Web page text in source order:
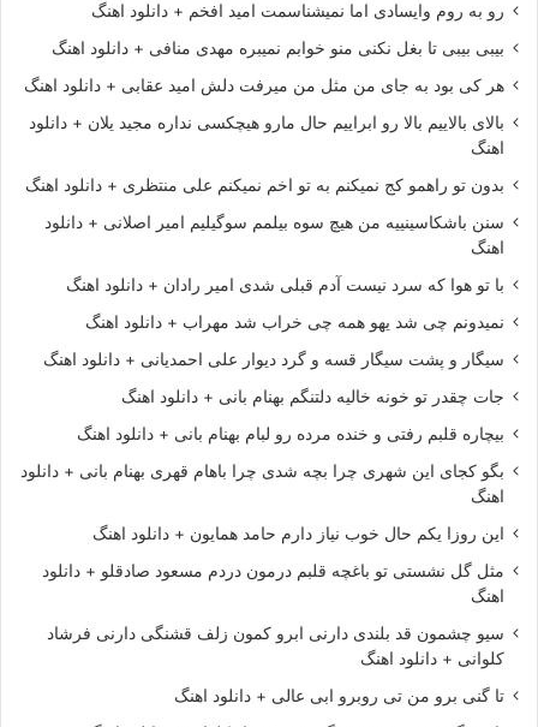
رو به روم وایسادی اما نمیشناسمت امید افخم + دانلود اهنگ
بیبی بیبی تا بغل نکنی منو خوابم نمیبره مهدی منافی + دانلود اهنگ
هر کی بود به جای من مثل من میرفت دلش امید عقابی + دانلود اهنگ
بالای بالاییم بالا رو ابراییم حال مارو هیچکسی نداره مجید یلان + دانلود
اهنگ
بدون تو راهمو کج نمیکنم به تو اخم نمیکنم علی منتظری + دانلود اهنگ
سنن باشکاسینییه من هیچ سوه بیلمم سوگیلیم امیر اصلانی + دانلود
اهنگ
با تو هوا که سرد نیست آدم قبلی شدی امیر رادان + دانلود اهنگ
نمیدونم چی شد یهو همه چی خراب شد مهراب + دانلود اهنگ
سیگار و پشت سیگار قسه و گرد دیوار علی احمدیانی + دانلود اهنگ
جات چقدر تو خونه خالیه دلتنگم بهنام بانی + دانلود اهنگ
بیچاره قلبم رفتی و خنده مرده رو لبام بهنام بانی + دانلود اهنگ
بگو کجای این شهری چرا بچه شدی چرا باهام قهری بهنام بانی + دانلود
اهنگ
این روزا یکم حال خوب نیاز دارم حامد همایون + دانلود اهنگ
مثل گل نشستی تو باغچه قلبم درمون دردم مسعود صادقلو + دانلود
اهنگ
سیو چشمون قد بلندی دارنی ابرو کمون زلف قشنگی دارنی فرشاد
کلوانی + دانلود اهنگ
تا گنی برو من تی روبرو ابی عالی + دانلود اهنگ